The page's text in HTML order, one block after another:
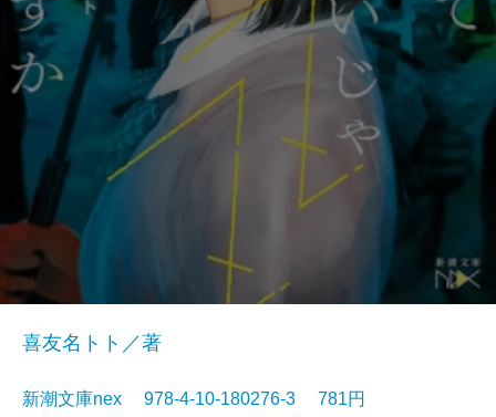
喜友名トト／著
新潮文庫nex 978-4-10-180276-3 781円